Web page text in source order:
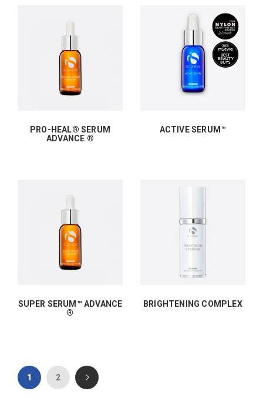
PRO-HEAL® SERUM
ADVANCE ®
ACTIVE SERUM™
SUPER SERUM™ ADVANCE
®
BRIGHTENING COMPLEX
1 2